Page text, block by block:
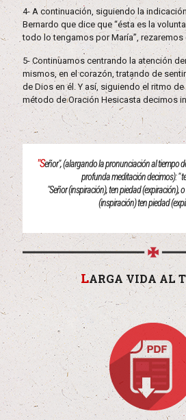
4- A continuación, siguiendo la
Bernardo que dice que “ésta es la
todo lo tengamos por María”, rezaremos
5- Continuamos centrando la atención
mismos, en el corazón, tratando de
de Dios en él. Y así, siguiendo el ritmo
método de Oración Hesicasta decimos
"Señor", (alargando la pronunciación al tiempo
profunda meditación decimos): "
"Señor (inspiración), ten piedad (expiración),
(inspiración) ten piedad
LARGA VIDA AL